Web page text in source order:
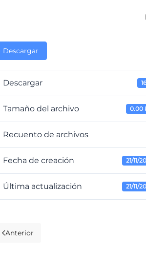
Descargar
Descargar
Tamaño del archivo 0.00
Recuento de archivos
Fecha de creación 21/11/
Última actualización 21/11/
Anterior